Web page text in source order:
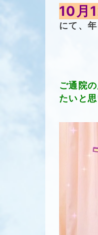
10月
にて、
ご通院
たいと